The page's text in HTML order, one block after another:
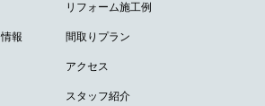
リフォーム施工例
報 間取りプラン
アクセス
スタッフ紹介